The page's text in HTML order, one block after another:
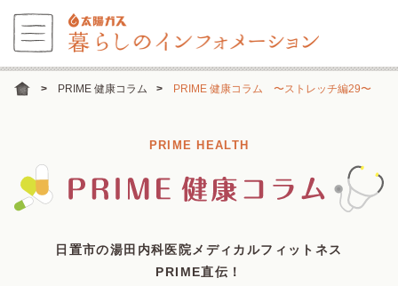
PRIME 健康コラム PRIME 健康コラム 〜ストレッチ編29〜
PRIME HEALTH
日置市の湯田内科医院メディカルフィットネス
PRIME直伝！